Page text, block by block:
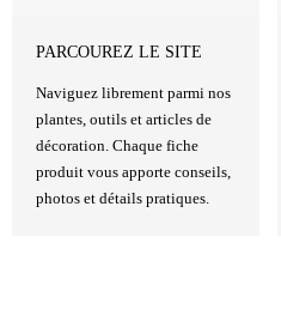
PARCOUREZ LE SITE
Naviguez librement parmi nos
plantes, outils et articles de
décoration. Chaque fiche
produit vous apporte conseils,
photos et détails pratiques.